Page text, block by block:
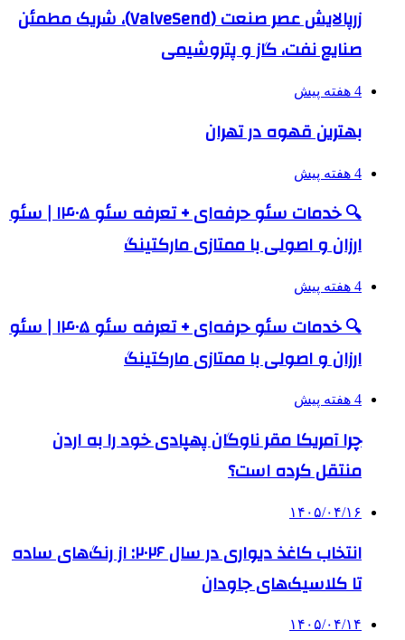
زرپالایش عصر صنعت (ValveSend)، شریک مطمئن
صنایع نفت، گاز و پتروشیمی
4 هفته پیش
بهترین قهوه در تهران
4 هفته پیش
🔍 خدمات سئو حرفه‌ای + تعرفه سئو ۱۴۰۵ | سئو
ارزان و اصولی با ممتازی مارکتینگ
4 هفته پیش
🔍 خدمات سئو حرفه‌ای + تعرفه سئو ۱۴۰۵ | سئو
ارزان و اصولی با ممتازی مارکتینگ
4 هفته پیش
چرا آمریکا مقر ناوگان پهپادی خود را به اردن
منتقل کرده است؟
۱۴۰۵/۰۴/۱۶
انتخاب کاغذ دیواری در سال ۲۰۲۶: از رنگ‌های ساده
تا کلاسیک‌های جاودان
۱۴۰۵/۰۴/۱۴